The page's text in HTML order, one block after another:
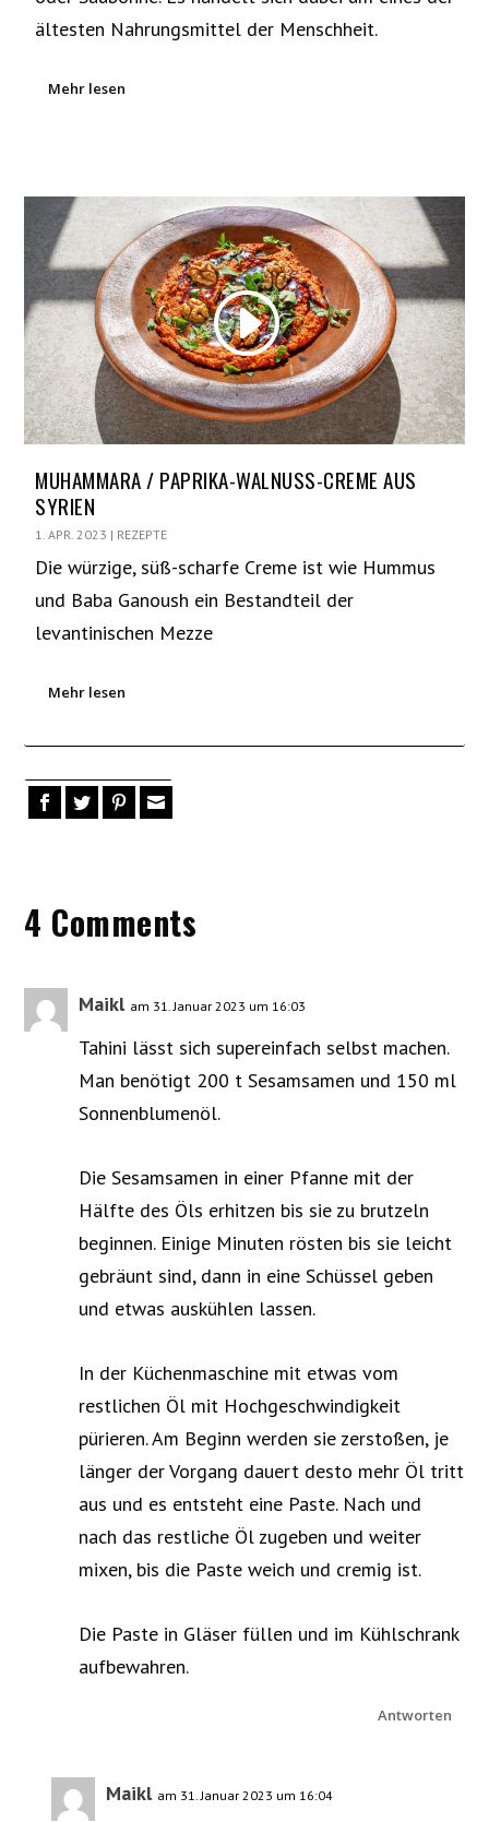
ältesten Nahrungsmittel der Menschheit.
Mehr lesen
MUHAMMARA / PAPRIKA-WALNUSS-CREME AUS
SYRIEN
1. APR. 2023 | REZEPTE
Die würzige, süß-scharfe Creme ist wie Hummus
und Baba Ganoush ein Bestandteil der
levantinischen Mezze
Mehr lesen
4 Comments
Maikl am 31. Januar 2023 um 16:03
Tahini lässt sich supereinfach selbst machen.
Man benötigt 200 t Sesamsamen und 150 ml
Sonnenblumenöl.
Die Sesamsamen in einer Pfanne mit der
Hälfte des Öls erhitzen bis sie zu brutzeln
beginnen. Einige Minuten rösten bis sie leicht
gebräunt sind, dann in eine Schüssel geben
und etwas auskühlen lassen.
In der Küchenmaschine mit etwas vom
restlichen Öl mit Hochgeschwindigkeit
pürieren. Am Beginn werden sie zerstoßen, je
länger der Vorgang dauert desto mehr Öl tritt
aus und es entsteht eine Paste. Nach und
nach das restliche Öl zugeben und weiter
mixen, bis die Paste weich und cremig ist.
Die Paste in Gläser füllen und im Kühlschrank
aufbewahren.
Antworten
Maikl am 31. Januar 2023 um 16:04